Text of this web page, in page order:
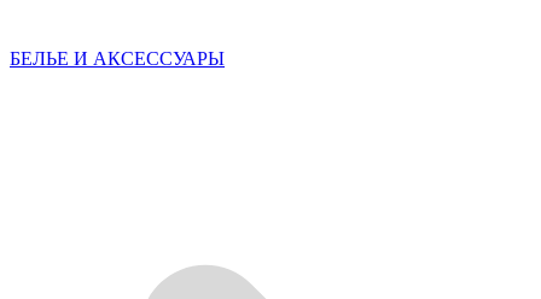
БЕЛЬЕ И АКСЕССУАРЫ